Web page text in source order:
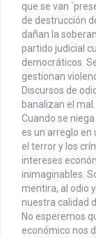
que se van
de destrucción
dañan la
partido judicial
democráticos.
gestionan
Discursos de
banalizan el mal.
Cuando se
es un arreglo en
el terror y los
intereses
inimaginables.
mentira, al odio
nuestra calidad
No esperemos
económico nos